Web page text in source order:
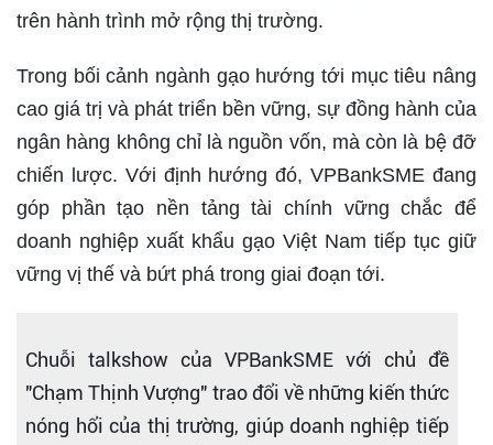
trên hành trình mở rộng thị trường.
Trong bối cảnh ngành gạo hướng tới mục tiêu nâng
cao giá trị và phát triển bền vững, sự đồng hành của
ngân hàng không chỉ là nguồn vốn, mà còn là bệ đỡ
chiến lược. Với định hướng đó, VPBankSME đang
góp phần tạo nền tảng tài chính vững chắc để
doanh nghiệp xuất khẩu gạo Việt Nam tiếp tục giữ
vững vị thế và bứt phá trong giai đoạn tới.
Chuỗi talkshow của VPBankSME với chủ đề
"Chạm Thịnh Vượng" trao đổi về những kiến thức
nóng hổi của thị trường, giúp doanh nghiệp tiếp